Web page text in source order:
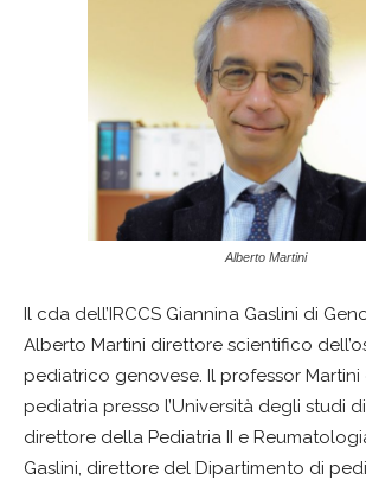
Alberto Martini
Il cda dell’IRCCS Giannina Gaslini di
Alberto Martini direttore scientifico
pediatrico genovese. Il professor Martini
pediatria presso l’Università degli studi
direttore della Pediatria II e
Gaslini, direttore del Dipartimento di